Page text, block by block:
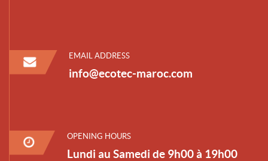
EMAIL ADDRESS
info@ecotec-maroc.com
OPENING HOURS
Lundi au Samedi de 9h00 à 19h00